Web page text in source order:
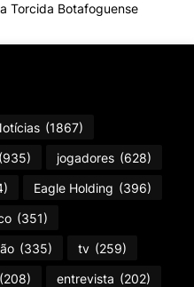
Torcida Botafoguense
(1867)
(935) jogadores (628)
Eagle Holding (396)
(351)
(335) tv (259)
(208) entrevista (202)